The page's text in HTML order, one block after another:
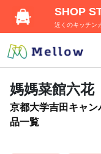
媽媽菜館六花
京都大学吉田キャ
品一覧
SHOP
近くのキッチン